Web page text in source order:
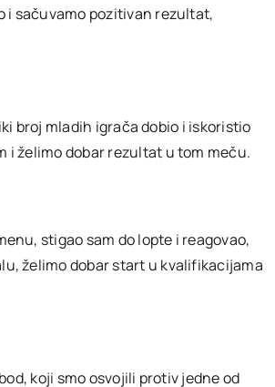
i sačuvamo pozitivan rezultat,
broj mladih igrača dobio i iskoristio
i želimo dobar rezultat u tom meču.
stigao sam do lopte i reagovao,
želimo dobar start u kvalifikacijama
koji smo osvojili protiv jedne od